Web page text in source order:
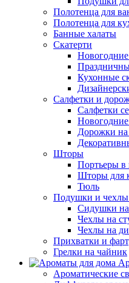
Полотенца для
Полотенца для
Банные халаты
Скатерти
Новогодние
Кухонные
Салфетки и
Салфетки
Дорожки на
Шторы
Портьеры в
Шторы для
Тюль
Подушки и чехлы
Сидушки на
Чехлы на
Чехлы на
Прихватки и
Грелки на чайник
Ароматические